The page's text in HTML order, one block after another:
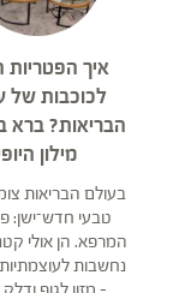
איך הפטריות
לכוכבות של
הבריאות? ברא
מילון
בעולם הבריאות
טבעי חדש־ישן:
המרפא. הן אולי
נחשבות